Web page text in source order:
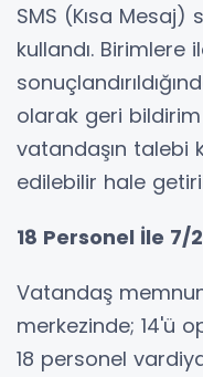
SMS (Kısa
kullandı. Birimlere
olarak geri bildirim
vatandaşın talebi
edilebilir hale
18 Personel İle
Vatandaş
merkezinde; 14'ü
18 personel